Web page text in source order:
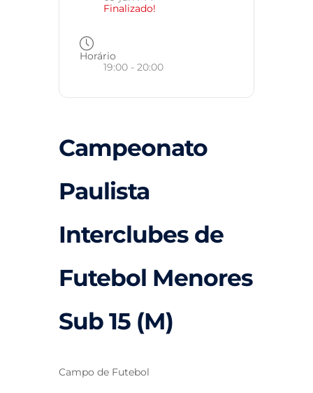
Finalizado!
Horário
19:00 - 20:00
Campeonato
Paulista
Interclubes de
Futebol Menores
Sub 15 (M)
Campo de Futebol